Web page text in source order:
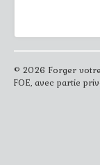
© 2026 Forger
FOE, avec partie